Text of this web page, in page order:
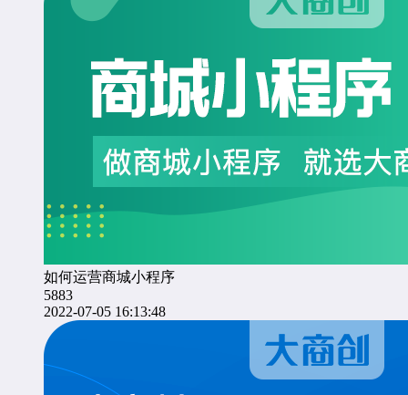
如何运营商城小程序
5883
2022-07-05 16:13:48